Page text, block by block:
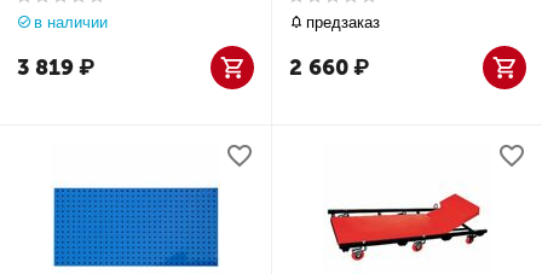
в наличии
3 819₽
предзаказ
2 660₽